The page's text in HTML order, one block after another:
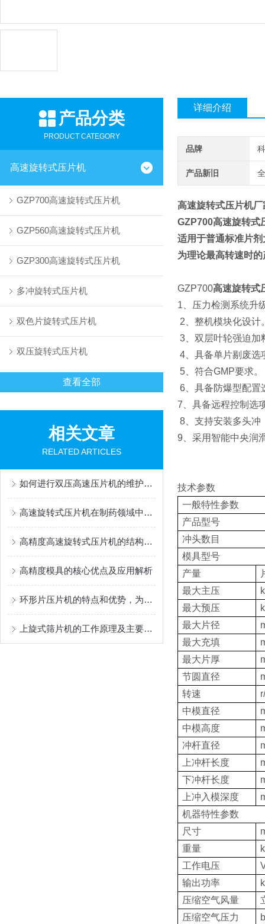
产品分类
PRODUCT CATEGORY
高速旋转式压片机
GZP700高速旋转式压片机
GZP560高速旋转式压片机
GZP300高速旋转式压片机
多冲旋转式压片机
双色片旋转式压片机
双压旋转式压片机
查看全部
相关文章
RELATED ARTICLES
如何进行双压高速压片机的维护保养工作？
高速旋转式压片机在制药领域中的主要应用体现
高精度高速旋转式压片机的结构原理与工业应用
高精度模具的核心优点及应用解析
环形片压片机的特点和优势，为企业带来什么价值？
上旋式筛片机的工作原理及主要优势是什么?
详细介绍
品牌
产品新旧
高速旋转式压片机厂
GZP700高速旋转式
适用于普通标准片
为理论最高转速时
GZP700高速旋转式
1、压力检测系统升
2、整机模块化设计
3、双层叶轮强迫加
4、具备单片剔废选
5、符合GMP要求。
6、具备防爆型配置
7、具备远程控制选
8、支持安装多头
9、采用智能中央润
技术参数
一般特性参数
产品型号
冲头数目
模具型号
产量
最大主压
最大预压
最大片径
最大充填
最大片厚
节圆直径
转速
中模直径
中模高度
冲杆直径
上冲杆长度
下冲杆长度
上冲入模深度
机器特性参数
尺寸
重量
工作电压
输出功率
压缩空气风量
压缩空气压力